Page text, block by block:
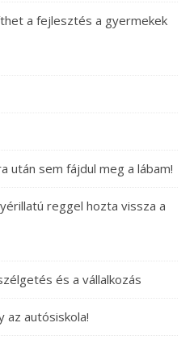
a fejlesztés a gyermekek
után sem fájdul meg a lábam!
reggel hozta vissza a
és a vállalkozás
az autósiskola!